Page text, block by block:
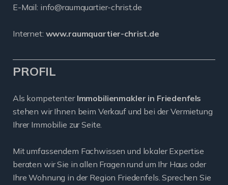
E-Mail: info@raumquartier-christ.de
Internet: www.raumquartier-christ.de
PROFIL
Als kompetenter Immobilienmakler in Friedenfels
stehen wir Ihnen beim Verkauf und bei der Vermietung
Ihrer Immobilie zur Seite.
Mit umfassendem Fachwissen und lokaler Expertise
beraten wir Sie in allen Fragen rund um Ihr Haus oder
Ihre Wohnung in der Region Friedenfels. Sprechen Sie